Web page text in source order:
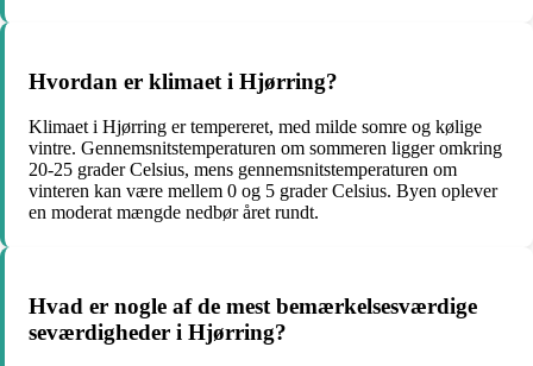
Hvordan er klimaet i Hjørring?
Klimaet i Hjørring er tempereret, med milde somre og kølige
vintre. Gennemsnitstemperaturen om sommeren ligger omkring
20-25 grader Celsius, mens gennemsnitstemperaturen om
vinteren kan være mellem 0 og 5 grader Celsius. Byen oplever
en moderat mængde nedbør året rundt.
Hvad er nogle af de mest bemærkelsesværdige
seværdigheder i Hjørring?